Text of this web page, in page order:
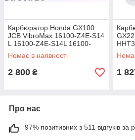
Карбюратор Honda GX100
JCB VibroMax 16100-Z4E-S14
L 16100-Z4E-S14L 16100-
Z0D-V02 HDA 234 для
віброплит HDA 275B
Немає в наявності
2 800 ₴
053
1
Про нас
97% позитивних з 511 відгуків за